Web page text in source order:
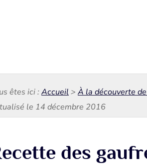
êtes ici :Accueil > À la découverte
le 14 décembre 2016
des